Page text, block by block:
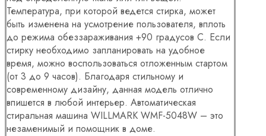
Температура, при которой ведется стирка, может
быть изменена на усмотрение пользователя, вплоть
до режима обеззараживания +90 градусов С. Если
стирку необходимо запланировать на удобное
время, можно воспользоваться отложенным стартом
(от 3 до 9 часов). Благодаря стильному и
современному дизайну, данная модель отлично
впишется в любой интерьер. Автоматическая
стиральная машина WILLMARK WMF-5048W – это
незаменимый и помощник в доме.